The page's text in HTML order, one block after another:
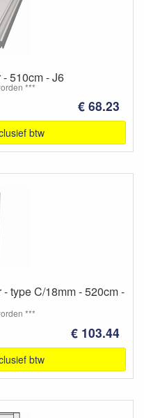
510cm - J6
***
€ 68.23
btw
type C/18mm - 520cm -
***
€ 103.44
btw